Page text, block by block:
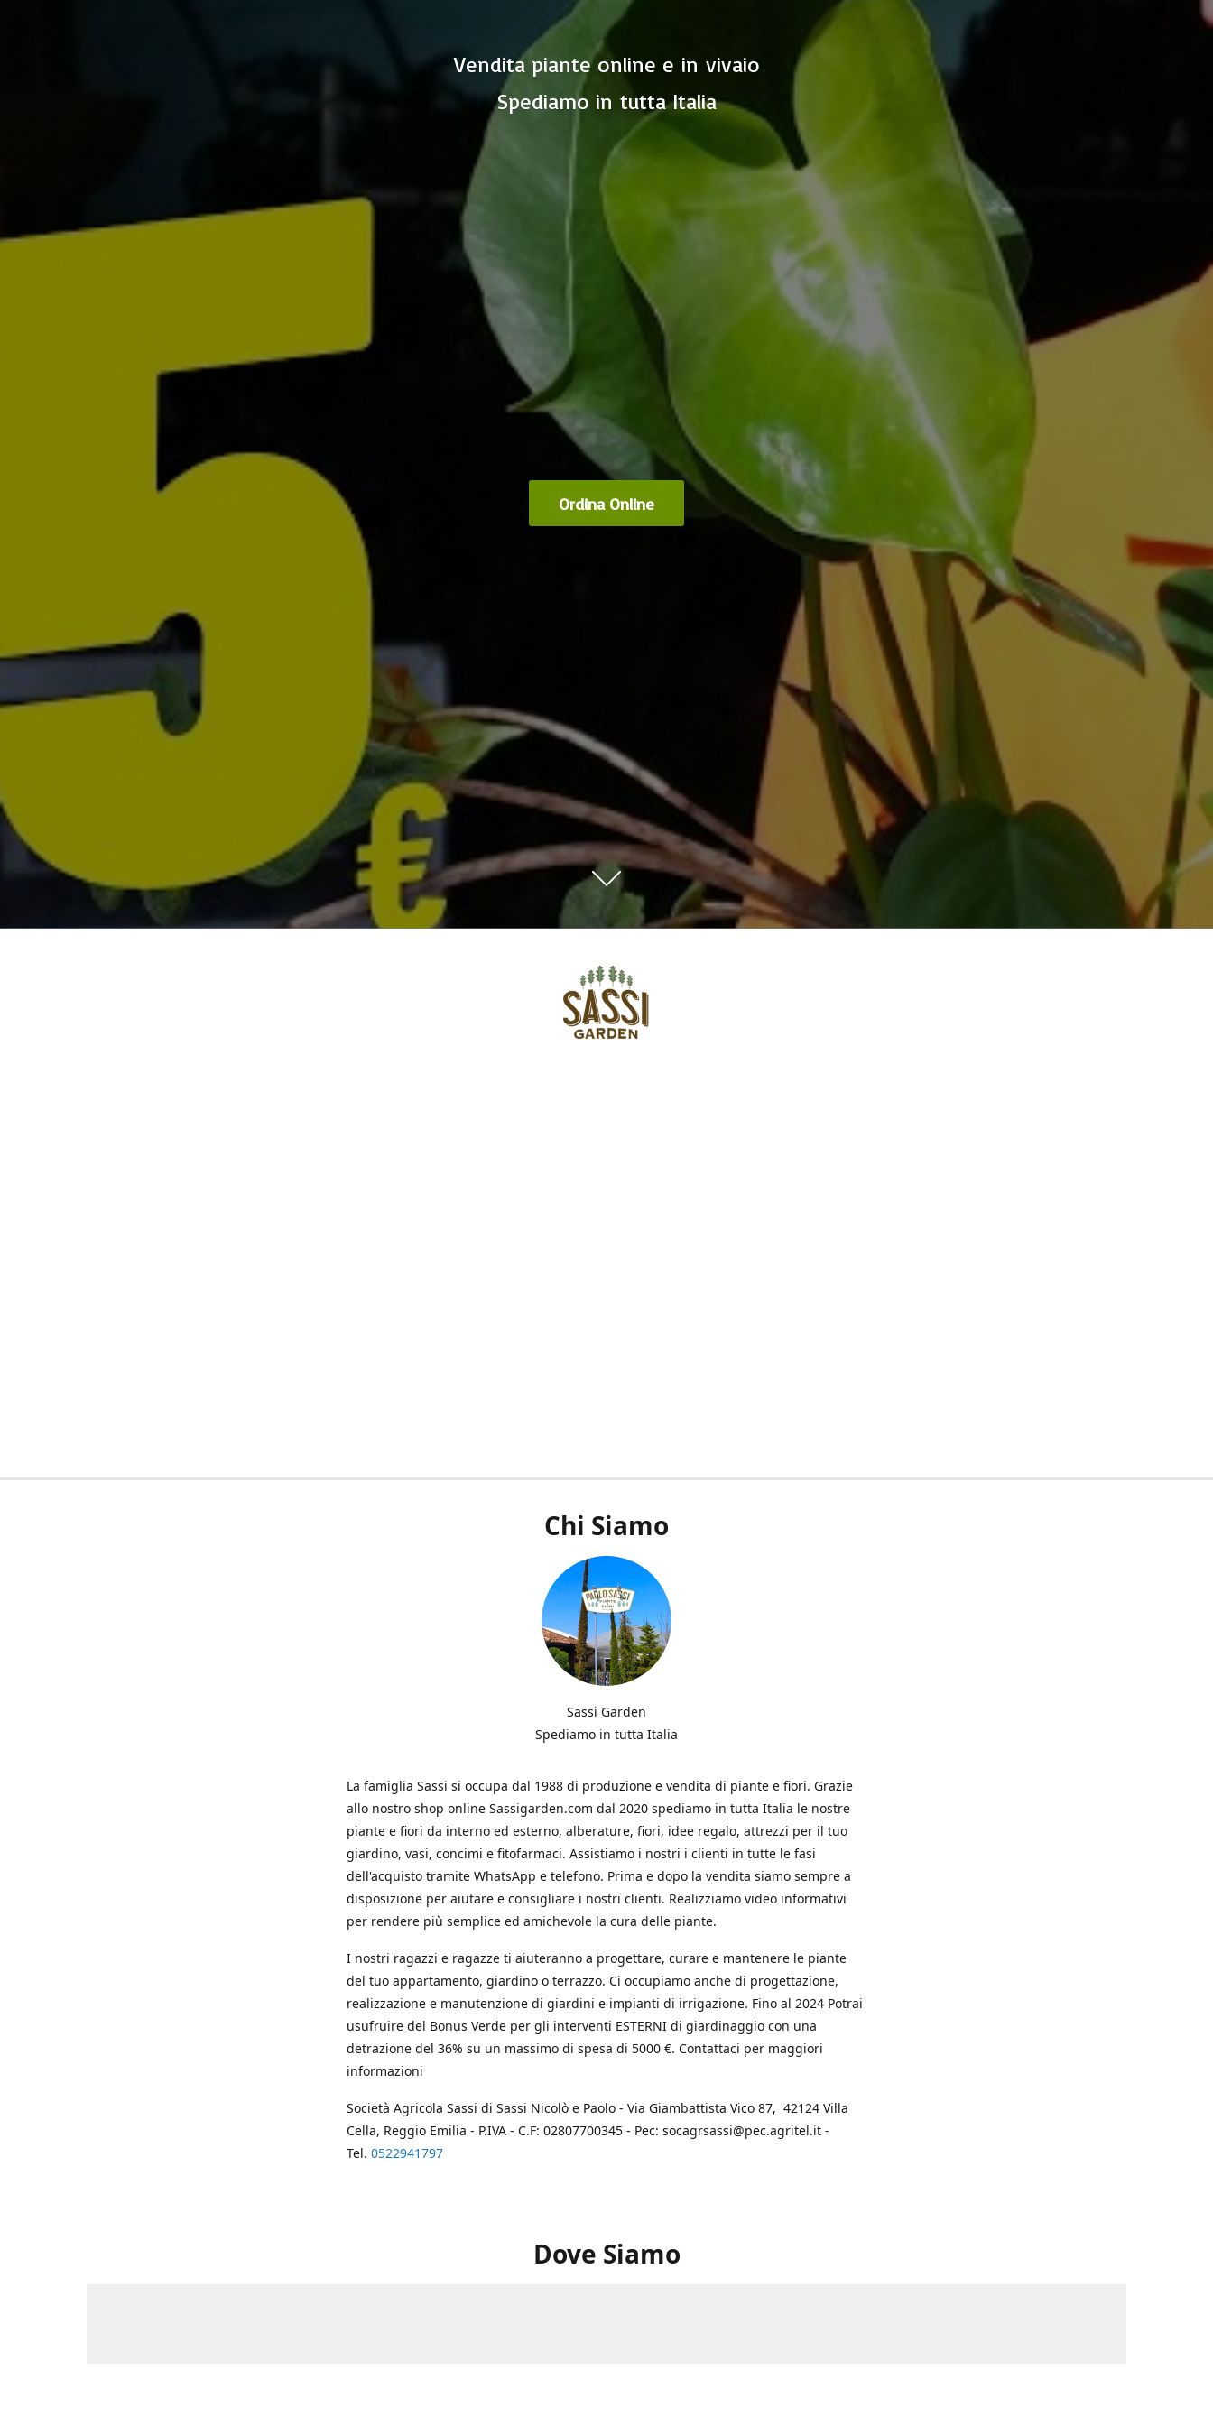
Vendita piante online e in vivaio
Spediamo in tutta Italia
Ordina Online
Chi Siamo
Sassi Garden
Spediamo in tutta Italia
La famiglia Sassi si occupa dal 1988 di produzione e vendita di piante e fiori. Grazie
allo nostro shop online Sassigarden.com dal 2020 spediamo in tutta Italia le nostre
piante e fiori da interno ed esterno, alberature, fiori, idee regalo, attrezzi per il tuo
giardino, vasi, concimi e fitofarmaci. Assistiamo i nostri i clienti in tutte le fasi
dell'acquisto tramite WhatsApp e telefono. Prima e dopo la vendita siamo sempre a
disposizione per aiutare e consigliare i nostri clienti. Realizziamo video informativi
per rendere più semplice ed amichevole la cura delle piante.
I nostri ragazzi e ragazze ti aiuteranno a progettare, curare e mantenere le piante
del tuo appartamento, giardino o terrazzo. Ci occupiamo anche di progettazione,
realizzazione e manutenzione di giardini e impianti di irrigazione. Fino al 2024 Potrai
usufruire del Bonus Verde per gli interventi ESTERNI di giardinaggio con una
detrazione del 36% su un massimo di spesa di 5000 €. Contattaci per maggiori
informazioni
Società Agricola Sassi di Sassi Nicolò e Paolo - Via Giambattista Vico 87, 42124 Villa
Cella, Reggio Emilia - P.IVA - C.F: 02807700345 - Pec: socagrsassi@pec.agritel.it -
Tel. 0522941797
Dove Siamo